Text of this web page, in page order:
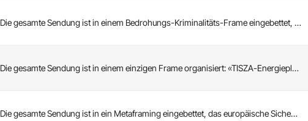
Die gesamte Sendung ist in einem Bedrohungs-Kriminalitäts-Frame eingebettet, …
Die gesamte Sendung ist in einem einzigen Frame organisiert: «TISZA-Energiepl…
Die gesamte Sendung ist in ein Metaframing eingebettet, das europäische Siche…